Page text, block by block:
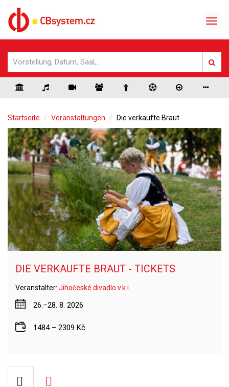
Startseite Veranstaltungen Die verkaufte Braut
DIE VERKAUFTE BRAUT - TICKETS
Veranstalter: Jihočeské divadlo v.k.i.
26.–28. 8. 2026
1484 – 2309 Kč